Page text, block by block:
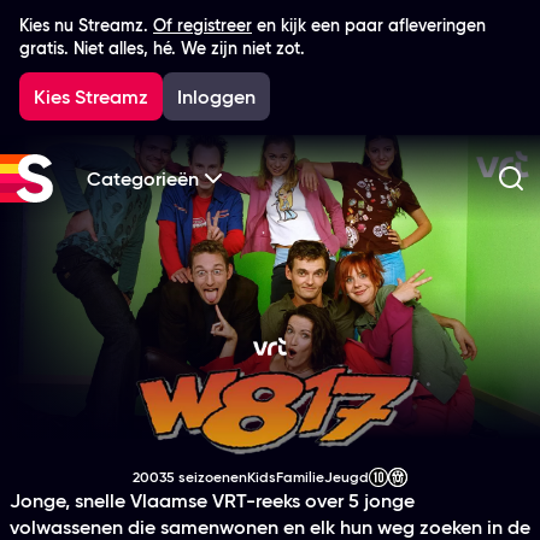
Kies nu Streamz. Of registreer en kijk een paar afleveringen
gratis. Niet alles, hé. We zijn niet zot.
Kies Streamz Inloggen
Categorieën
W817
Productiejaar
20035 seizoenen Genre
KidsGenre
Familie
Genre Jeugd
Leeftijdsclassificatie
Jonge, snelle Vlaamse VRT-reeks over 5 jonge
volwassenen die samenwonen en elk hun weg zoeken in de